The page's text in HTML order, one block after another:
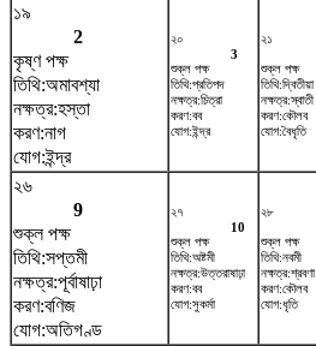
১৯
2
কৃষ্ণ পক্ষ
তিথি:অমাবশ্যা
নক্ষত্র:হস্তা
করণ:নাগ
যোগ:ইন্দ্র
২০
3
শুক্ল পক্ষ
তিথি:প্রতিপদ
নক্ষত্র:চিত্রা
করণ:বব
যোগ:ইন্দ্র
২১
শুক্ল পক্ষ
তিথি:দ্বিতীয়া
নক্ষত্র:স্বাতী
করণ:কৌলব
যোগ:বৈধৃতি
২৬
9
শুক্ল পক্ষ
তিথি:সপ্তমী
নক্ষত্র:পূর্বাষাঢ়া
করণ:বণিজ
যোগ:অতিগণ্ড
২৭
10
শুক্ল পক্ষ
তিথি:অষ্টমী
নক্ষত্র:উত্তরাষাঢ়া
করণ:বব
যোগ:সুকর্মা
২৮
শুক্ল পক্ষ
তিথি:নবমী
নক্ষত্র:শ্রবণা
করণ:কৌলব
যোগ:ধৃতি